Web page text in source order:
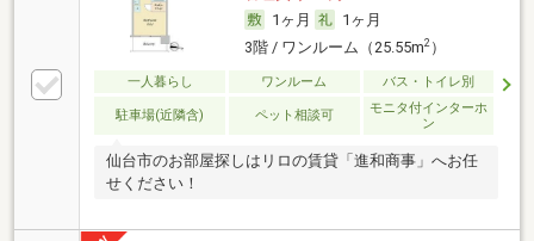
1ヶ月
1ヶ月
3階 / ワンルーム（25.55m2）
一人暮らし ワンルーム バス・トイレ別
駐車場(近隣含) ペット相談可
モニタ付インターホ
ン
仙台市のお部屋探しはリロの賃貸「進和商事」へお任
せください！